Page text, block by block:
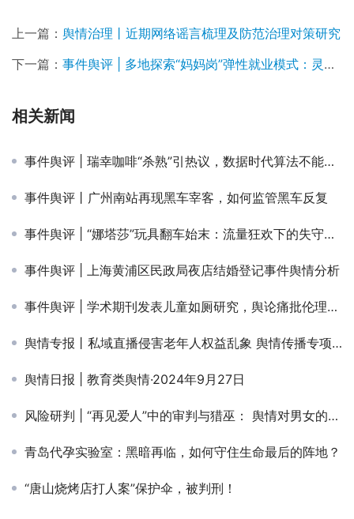
上一篇： 舆情治理丨近期网络谣言梳理及防范治理对策研究
下一篇： 事件舆评 | 多地探索“妈妈岗”弹性就业模式：灵活就业的突破还是性别分工的倒退？
相关新闻
事件舆评 | 瑞幸咖啡“杀熟”引热议，数据时代算法不能成算计
事件舆评丨广州南站再现黑车宰客，如何监管黑车反复
事件舆评 | “娜塔莎”玩具翻车始末：流量狂欢下的失守与反思
事件舆评 | 上海黄浦区民政局夜店结婚登记事件舆情分析
事件舆评 | 学术期刊发表儿童如厕研究，舆论痛批伦理缺位与尺度越界
舆情专报丨私域直播侵害老年人权益乱象 舆情传播专项报告
舆情日报 | 教育类舆情·2024年9月27日
风险研判 | “再见爱人”中的审判与猎巫： 舆情对男女的围剿有何异同？
青岛代孕实验室：黑暗再临，如何守住生命最后的阵地？
“唐山烧烤店打人案”保护伞，被判刑！